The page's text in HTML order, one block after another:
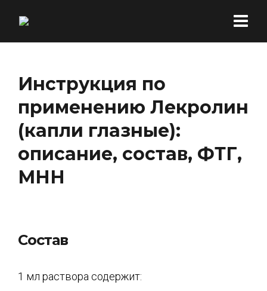
Инструкция по
применению Лекролин
(капли глазные):
описание, состав, ФТГ,
МНН
Состав
1 мл раствора содержит: